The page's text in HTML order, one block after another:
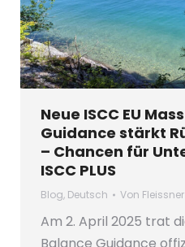
Neue ISCC EU
Guidance stärkt
– Chancen für
ISCC PLUS
Blog, Deutsch Von Fleissner
Am 2. April 2025 trat
Balance Guidance